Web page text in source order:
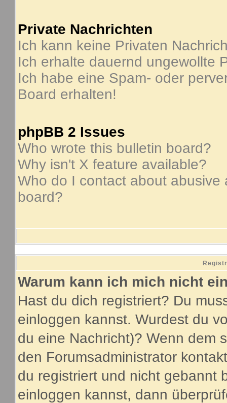
Private Nachrichten
Ich kann keine Privaten
Ich erhalte dauernd ungewollte
Ich habe eine Spam- oder
Board erhalten!
phpBB 2 Issues
Who wrote this bulletin board?
Why isn't X feature available?
Who do I contact about
board?
Warum kann ich mich nicht
Hast du dich registriert? Du
einloggen kannst. Wurdest du
du eine Nachricht)? Wenn dem
den Forumsadministrator
du registriert und nicht gebannt
einloggen kannst, dann